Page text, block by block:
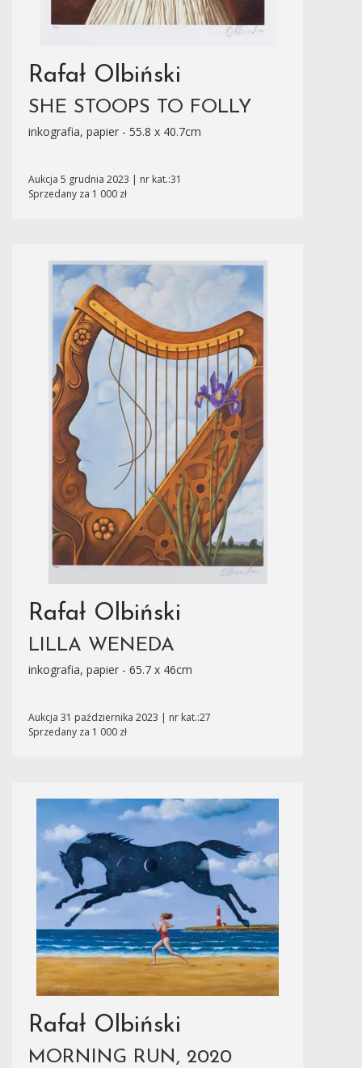
Rafał Olbiński
SHE STOOPS TO FOLLY
inkografia, papier - 55.8 x 40.7cm
Aukcja 5 grudnia 2023 | nr kat.:31
Sprzedany za 1 000 zł
Rafał Olbiński
LILLA WENEDA
inkografia, papier - 65.7 x 46cm
Aukcja 31 października 2023 | nr kat.:27
Sprzedany za 1 000 zł
Rafał Olbiński
MORNING RUN, 2020